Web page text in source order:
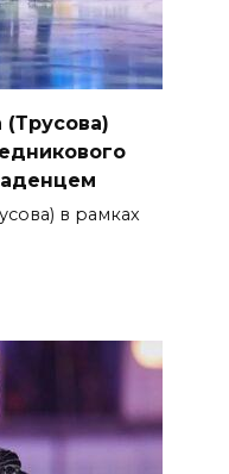
в рамках